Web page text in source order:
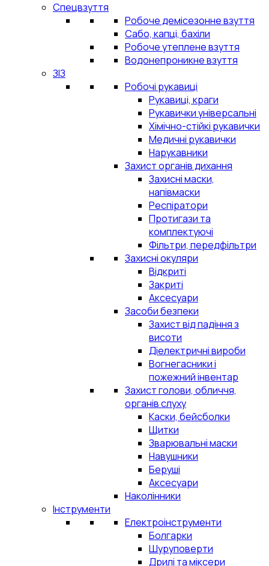
Спецвзуття
Робоче демісезонне взуття
Сабо, капці, бахіли
Робоче утеплене взуття
Водонепроникне взуття
ЗІЗ
Робочі рукавиці
Рукавиці, краги
Рукавички універсальні
Хімічно-стійкі рукавички
Медичні рукавички
Нарукавники
Захист органів дихання
Захисні маски,
напівмаски
Респіратори
Протигази та
комплектуючі
Фільтри, передфільтри
Захисні окуляри
Відкриті
Закриті
Аксесуари
Засоби безпеки
Захист від падіння з
висоти
Діелектричні вироби
Вогнегасники і
пожежний інвентар
Захист голови, обличчя,
органів слуху
Каски, бейсболки
Щитки
Зварювальні маски
Навушники
Беруші
Аксесуари
Наколінники
Інструменти
Електроінструменти
Болгарки
Шуруповерти
Дрилі та міксери